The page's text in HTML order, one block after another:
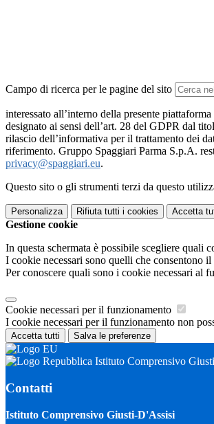
Campo di ricerca per le pagine del sito
interessato all’interno della presente
designato ai sensi dell’art. 28 del GDPR dal
rilascio dell’informativa per il trattamento dei
riferimento. Gruppo Spaggiari Parma S.p.A.
privacy@spaggiari.eu.
Questo sito o gli strumenti terzi da questo
Personalizza Rifiuta tutti i cookies Accetta
Gestione cookie
In questa schermata è possibile scegliere quali
I cookie necessari sono quelli che consentono
Per conoscere quali sono i cookie necessari al
Cookie necessari per il funzionamento
I cookie necessari per il funzionamento non
Accetta tutti Salva le preferenze
Istituto Comprensivo
Contatti
Istituto Comprensivo Giusti-D'Assisi